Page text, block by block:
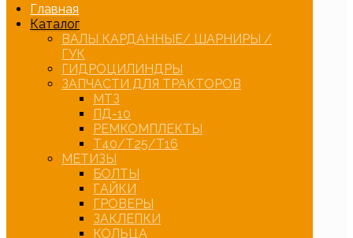
Главная
Каталог
ВАЛЫ КАРДАННЫЕ/ ШАРНИРЫ /
ГУК
ГИДРОЦИЛИНДРЫ
ЗАПЧАСТИ ДЛЯ ТРАКТОРОВ
МТЗ
ПД-10
РЕМКОМПЛЕКТЫ
Т40/Т25/Т16
МЕТИЗЫ
БОЛТЫ
ГАЙКИ
ГРОВЕРЫ
ЗАКЛЕПКИ
КОЛЬЦА